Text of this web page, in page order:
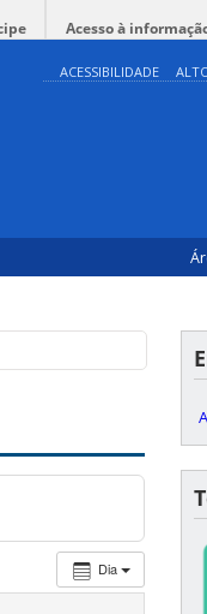
Acesso à
ACESSIBILIDADE
Dia